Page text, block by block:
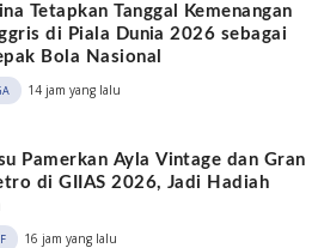
Tetapkan Tanggal Kemenangan
di Piala Dunia 2026 sebagai
Bola Nasional
14 jam yang lalu
Pamerkan Ayla Vintage dan Gran
di GIIAS 2026, Jadi Hadiah
16 jam yang lalu